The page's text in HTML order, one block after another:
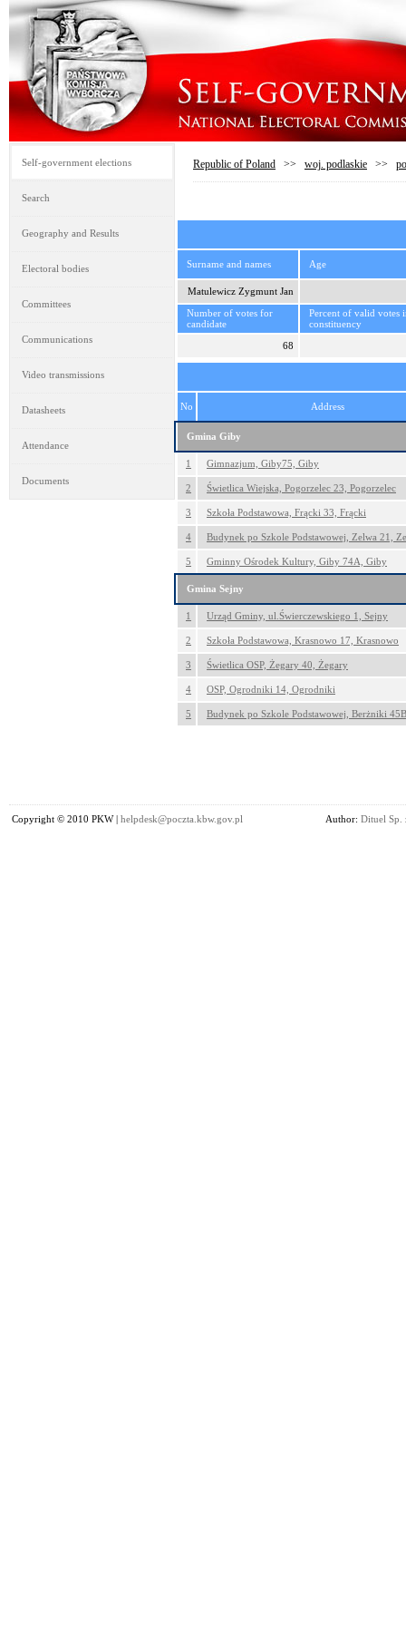
Self-government elections
Search
Geography and Results
Electoral bodies
Committees
Communications
Video transmissions
Datasheets
Attendance
Documents
Republic of Poland >> woj. podlaskie >>
Surname and names Age
Matulewicz Zygmunt Jan
Number of votes for
candidate
Percent of valid votes
constituency
68
No Address
Gmina Giby
1 Gimnazjum, Giby75, Giby
2 Świetlica Wiejska, Pogorzelec 23, Pogorzelec
3 Szkoła Podstawowa, Frącki 33, Frącki
4 Budynek po Szkole Podstawowej, Zelwa 21,
5 Gminny Ośrodek Kultury, Giby 74A, Giby
Gmina Sejny
1 Urząd Gminy, ul.Świerczewskiego 1, Sejny
2 Szkoła Podstawowa, Krasnowo 17, Krasnowo
3 Świetlica OSP, Żegary 40, Żegary
4 OSP, Ogrodniki 14, Ogrodniki
5 Budynek po Szkole Podstawowej, Berżniki
Copyright © 2010 PKW | helpdesk@poczta.kbw.gov.pl Author: Dituel Sp.